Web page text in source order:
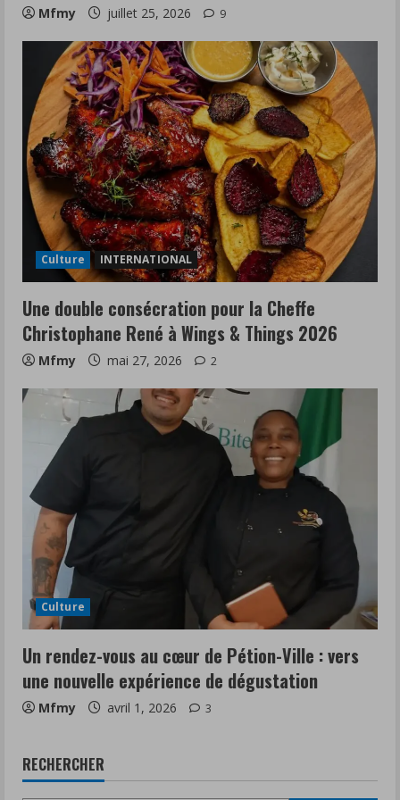
Mfmy juillet 25, 2026 9
Culture INTERNATIONAL
Une double consécration pour la Cheffe
Christophane René à Wings & Things 2026
Mfmy mai 27, 2026 2
Culture
Un rendez-vous au cœur de Pétion-Ville : vers
une nouvelle expérience de dégustation
Mfmy avril 1, 2026 3
RECHERCHER